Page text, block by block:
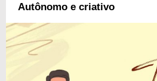
Autônomo e criativo